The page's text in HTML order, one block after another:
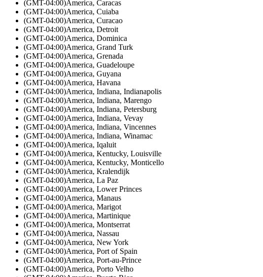
(GMT-04:00)America, Caracas
(GMT-04:00)America, Cuiaba
(GMT-04:00)America, Curacao
(GMT-04:00)America, Detroit
(GMT-04:00)America, Dominica
(GMT-04:00)America, Grand Turk
(GMT-04:00)America, Grenada
(GMT-04:00)America, Guadeloupe
(GMT-04:00)America, Guyana
(GMT-04:00)America, Havana
(GMT-04:00)America, Indiana, Indianapolis
(GMT-04:00)America, Indiana, Marengo
(GMT-04:00)America, Indiana, Petersburg
(GMT-04:00)America, Indiana, Vevay
(GMT-04:00)America, Indiana, Vincennes
(GMT-04:00)America, Indiana, Winamac
(GMT-04:00)America, Iqaluit
(GMT-04:00)America, Kentucky, Louisville
(GMT-04:00)America, Kentucky, Monticello
(GMT-04:00)America, Kralendijk
(GMT-04:00)America, La Paz
(GMT-04:00)America, Lower Princes
(GMT-04:00)America, Manaus
(GMT-04:00)America, Marigot
(GMT-04:00)America, Martinique
(GMT-04:00)America, Montserrat
(GMT-04:00)America, Nassau
(GMT-04:00)America, New York
(GMT-04:00)America, Port of Spain
(GMT-04:00)America, Port-au-Prince
(GMT-04:00)America, Porto Velho